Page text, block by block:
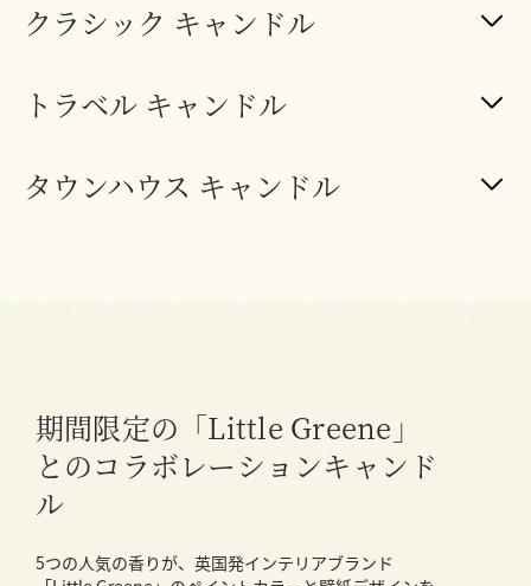
クラシック キャンドル
トラベル キャンドル
タウンハウス キャンドル
期間限定の「Little Greene」
とのコラボレーションキャンド
ル
5つの人気の香りが、英国発インテリアブランド